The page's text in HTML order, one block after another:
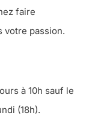
faire
votre passion.
à 10h sauf le
(18h).